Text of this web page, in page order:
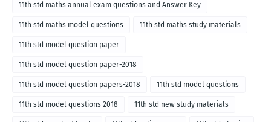
11th std maths annual exam questions and Answer Key
11th std maths model questions 11th std maths study materials
11th std model question paper
11th std model question paper-2018
11th std model question papers-2018 11th std model questions
11th std model questions 2018 11th std new study materials